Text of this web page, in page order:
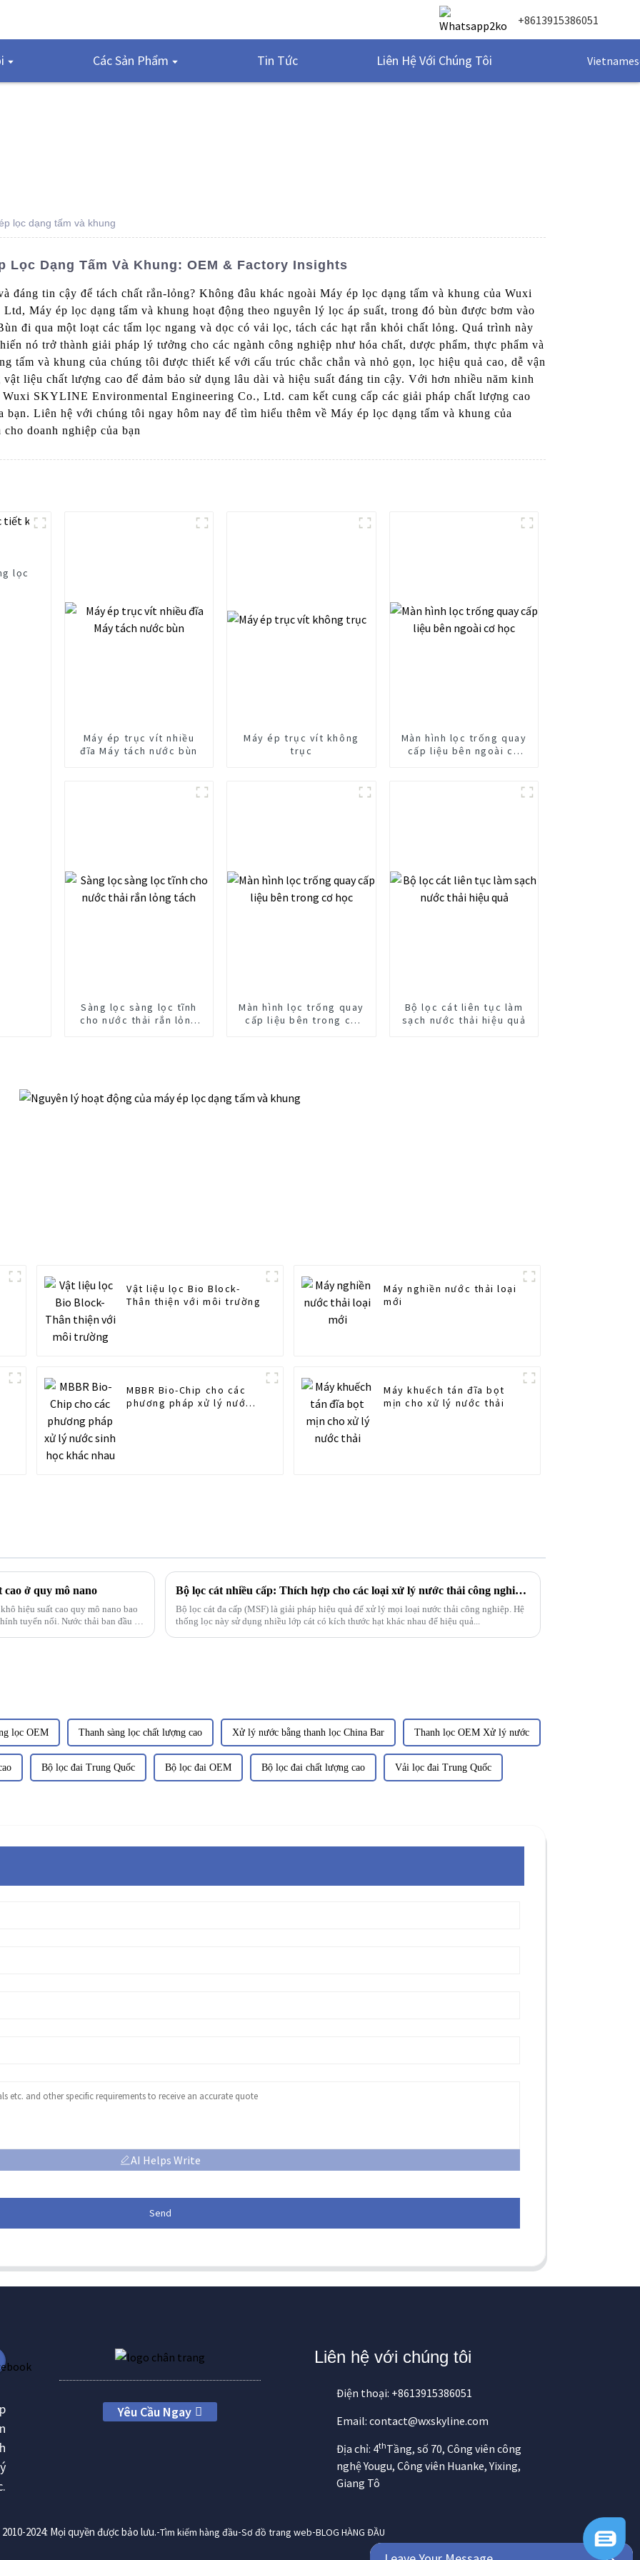
+8613915386051
Các Sản Phẩm Tin Tức Liên Hệ Với Chúng Tôi
lọc dạng tấm và khung
Lọc Dạng Tấm Và Khung: OEM & Factory Insights
đáng tin cậy để tách chất rắn-lỏng? Không đâu khác ngoài Máy ép lọc dạng tấm và khung của Wuxi
Máy ép lọc dạng tấm và khung hoạt động theo nguyên lý lọc áp suất, trong đó bùn được bơm vào
đi qua một loạt các tấm lọc ngang và dọc có vải lọc, tách các hạt rắn khỏi chất lỏng. Quá trình này
nó trở thành giải pháp lý tưởng cho các ngành công nghiệp như hóa chất, dược phẩm, thực phẩm và
tấm và khung của chúng tôi được thiết kế với cấu trúc chắc chắn và nhỏ gọn, lọc hiệu quả cao, dễ vận
liệu chất lượng cao để đảm bảo sử dụng lâu dài và hiệu suất đáng tin cậy. Với hơn nhiều năm kinh
SKYLINE Environmental Engineering Co., Ltd. cam kết cung cấp các giải pháp chất lượng cao
Liên hệ với chúng tôi ngay hôm nay để tìm hiểu thêm về Máy ép lọc dạng tấm và khung của
doanh nghiệp của bạn
lọc
Máy ép trục vít nhiều
đĩa Máy tách nước bùn
Máy ép trục vít không
trục
Màn hình lọc trống quay
cấp liệu bên ngoài cơ
Sàng lọc sàng lọc tĩnh
cho nước thải rắn lỏng
Màn hình lọc trống quay
cấp liệu bên trong cơ
Bộ lọc cát liên tục làm
sạch nước thải hiệu quả
Vật liệu lọc Bio Block-
Thân thiện với môi trường
Máy nghiền nước thải loại
mới
MBBR Bio-Chip cho các
phương pháp xử lý nước
Máy khuếch tán đĩa bọt
mịn cho xử lý nước thải
ở quy mô nano
hiệu suất cao quy mô nano bao
tuyển nổi. Nước thải ban đầu đi
Bộ lọc cát nhiều cấp: Thích hợp cho các loại xử lý nước thải công nghiệp khác nhau
Bộ lọc cát đa cấp (MSF) là giải pháp hiệu quả để xử lý mọi loại nước thải công nghiệp. Hệ
thống lọc này sử dụng nhiều lớp cát có kích thước hạt khác nhau để hiệu quả...
lọc OEM Thanh sàng lọc chất lượng cao Xử lý nước bằng thanh lọc China Bar Thanh lọc OEM Xử lý nước
Bộ lọc đai Trung Quốc Bộ lọc đai OEM Bộ lọc đai chất lượng cao Vải lọc đai Trung Quốc
AI Helps Write
Send
Yêu Cầu Ngay
Liên hệ với chúng tôi
Điện thoại: +8613915386051
Email: contact@wxskyline.com
Địa chỉ: 4thTầng, số 70, Công viên công
nghệ Yougu, Công viên Huanke, Yixing,
Giang Tô
2024: Mọi quyền được bảo lưu.-Tìm kiếm hàng đầu-Sơ đồ trang web-BLOG HÀNG ĐẦU